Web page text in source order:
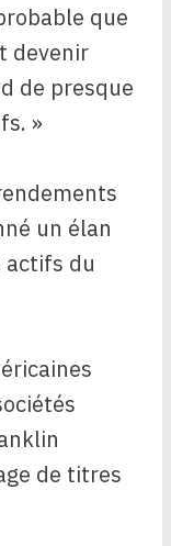
que
devenir
de presque
»
un élan
actifs du
de titres